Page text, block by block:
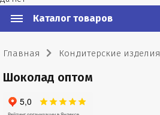
Каталог товаров
Главная Кондитерские изделия
Шоколад оптом